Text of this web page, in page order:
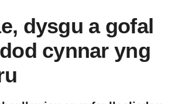
dysgu a gofal
cynnar yng